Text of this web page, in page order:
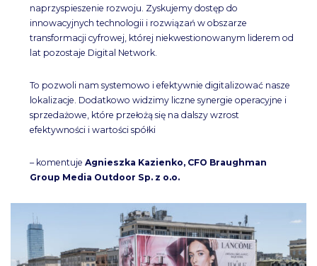
naprzyspieszenie rozwoju. Zyskujemy dostęp do
innowacyjnych technologii i rozwiązań w obszarze
transformacji cyfrowej, której niekwestionowanym liderem od
lat pozostaje Digital Network.
To pozwoli nam systemowo i efektywnie digitalizować nasze
lokalizacje. Dodatkowo widzimy liczne synergie operacyjne i
sprzedażowe, które przełożą się na dalszy wzrost
efektywności i wartości spółki
– komentujeAgnieszka Kazienko, CFO Braughman
Group Media Outdoor Sp. z o.o.